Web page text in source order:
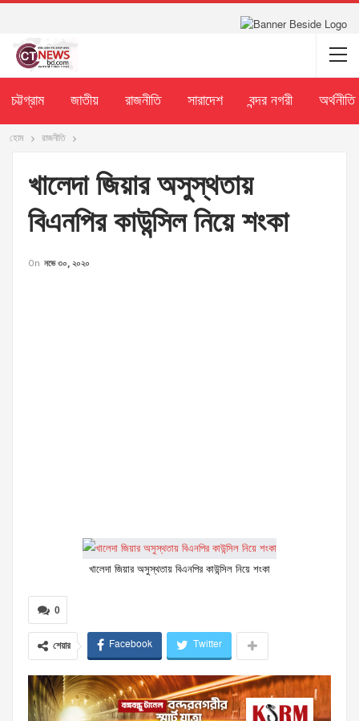
চট্টগ্রাম জাতীয় রাজনীতি সারাদেশ বন্দর নগরী অর্থনীতি
হোম রাজনীতি
খালেদা জিয়ার অসুস্থতায়
বিএনপির কাউন্সিল নিয়ে শংকা
On নভে ৩০, ২০২০
খালেদা জিয়ার অসুস্থতায় বিএনপির কাউন্সিল নিয়ে শংকা
0
শেয়ার Facebook Twitter